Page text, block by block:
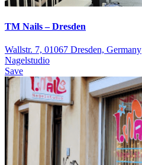
TM Nails – Dresden
Wallstr. 7, 01067 Dresden, Germany
Nagelstudio
Save